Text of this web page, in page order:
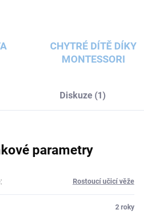
CHYTRÉ DÍTĚ DÍKY
MONTESSORI
Diskuze (1)
parametry
: Rostoucí učicí věže
2 roky